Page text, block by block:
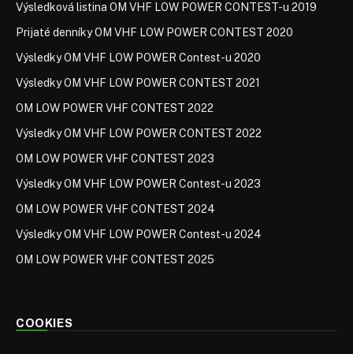
Výsledková listina OM VHF LOW POWER CONTEST-u 2019
Prijaté denníky OM VHF LOW POWER CONTEST 2020
Výsledky OM VHF LOW POWER Contest-u 2020
Výsledky OM VHF LOW POWER CONTEST 2021
OM LOW POWER VHF CONTEST 2022
Výsledky OM VHF LOW POWER CONTEST 2022
OM LOW POWER VHF CONTEST 2023
Výsledky OM VHF LOW POWER Contest-u 2023
OM LOW POWER VHF CONTEST 2024
Výsledky OM VHF LOW POWER Contest-u 2024
OM LOW POWER VHF CONTEST 2025
COOKIES